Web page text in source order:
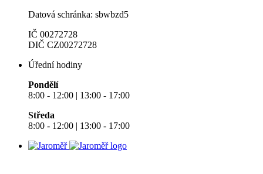
Datová schránka: sbwbzd5
IČ 00272728
DIČ CZ00272728
Úřední hodiny
Pondělí
8:00 - 12:00 | 13:00 - 17:00
Středa
8:00 - 12:00 | 13:00 - 17:00